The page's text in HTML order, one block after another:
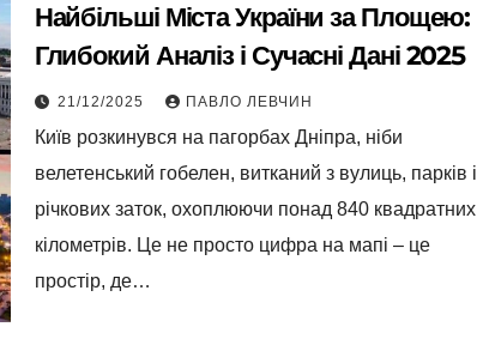
Найбільші Міста України за Площею:
Глибокий Аналіз і Сучасні Дані 2025
21/12/2025 ПАВЛО ЛЕВЧИН
Київ розкинувся на пагорбах Дніпра, ніби
велетенський гобелен, витканий з вулиць, парків і
річкових заток, охоплюючи понад 840 квадратних
кілометрів. Це не просто цифра на мапі – це
простір, де…